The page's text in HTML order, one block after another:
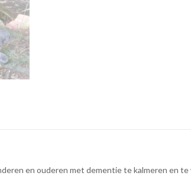
en ouderen met dementie te kalmeren en te